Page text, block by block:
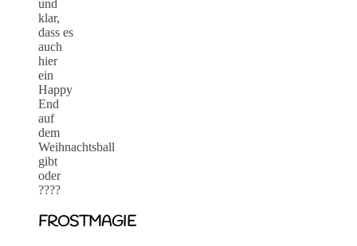
und
klar,
dass es
auch
hier
ein
Happy
End
auf
dem
Weihnachtsball
gibt
oder
????
FROSTMAGIE